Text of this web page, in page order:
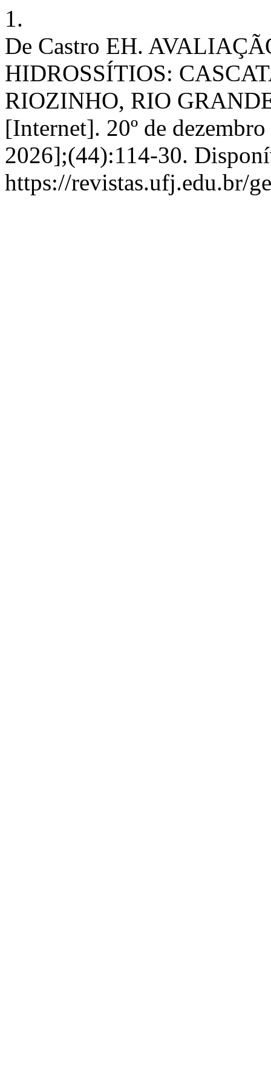
1.
De Castro EH.
HIDROSSÍTIOS:
RIOZINHO, RIO
[Internet]. 20º de
2026];(44):114-30.
https://revistas.ufj.edu.br/